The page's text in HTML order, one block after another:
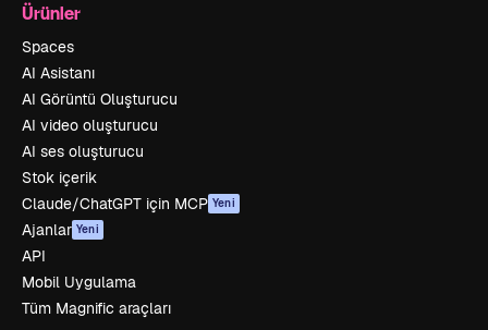
Ürünler
Spaces
AI Asistanı
AI Görüntü Oluşturucu
AI video oluşturucu
AI ses oluşturucu
Stok içerik
Claude/ChatGPT için MCP Yeni
Ajanlar Yeni
API
Mobil Uygulama
Tüm Magnific araçları